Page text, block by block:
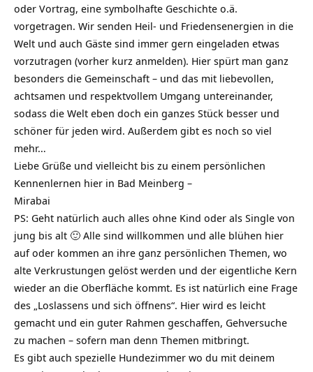
oder Vortrag, eine symbolhafte Geschichte o.ä.
vorgetragen. Wir senden Heil- und Friedensenergien in die
Welt und auch Gäste sind immer gern eingeladen etwas
vorzutragen (vorher kurz anmelden). Hier spürt man ganz
besonders die Gemeinschaft – und das mit liebevollen,
achtsamen und respektvollem Umgang untereinander,
sodass die Welt eben doch ein ganzes Stück besser und
schöner für jeden wird. Außerdem gibt es noch so viel
mehr…
Liebe Grüße und vielleicht bis zu einem persönlichen
Kennenlernen hier in Bad Meinberg –
Mirabai
PS: Geht natürlich auch alles ohne Kind oder als Single von
jung bis alt 🙂 Alle sind willkommen und alle blühen hier
auf oder kommen an ihre ganz persönlichen Themen, wo
alte Verkrustungen gelöst werden und der eigentliche Kern
wieder an die Oberfläche kommt. Es ist natürlich eine Frage
des „Loslassens und sich öffnens“. Hier wird es leicht
gemacht und ein guter Rahmen geschaffen, Gehversuche
zu machen – sofern man denn Themen mitbringt.
Es gibt auch spezielle Hundezimmer wo du mit deinem